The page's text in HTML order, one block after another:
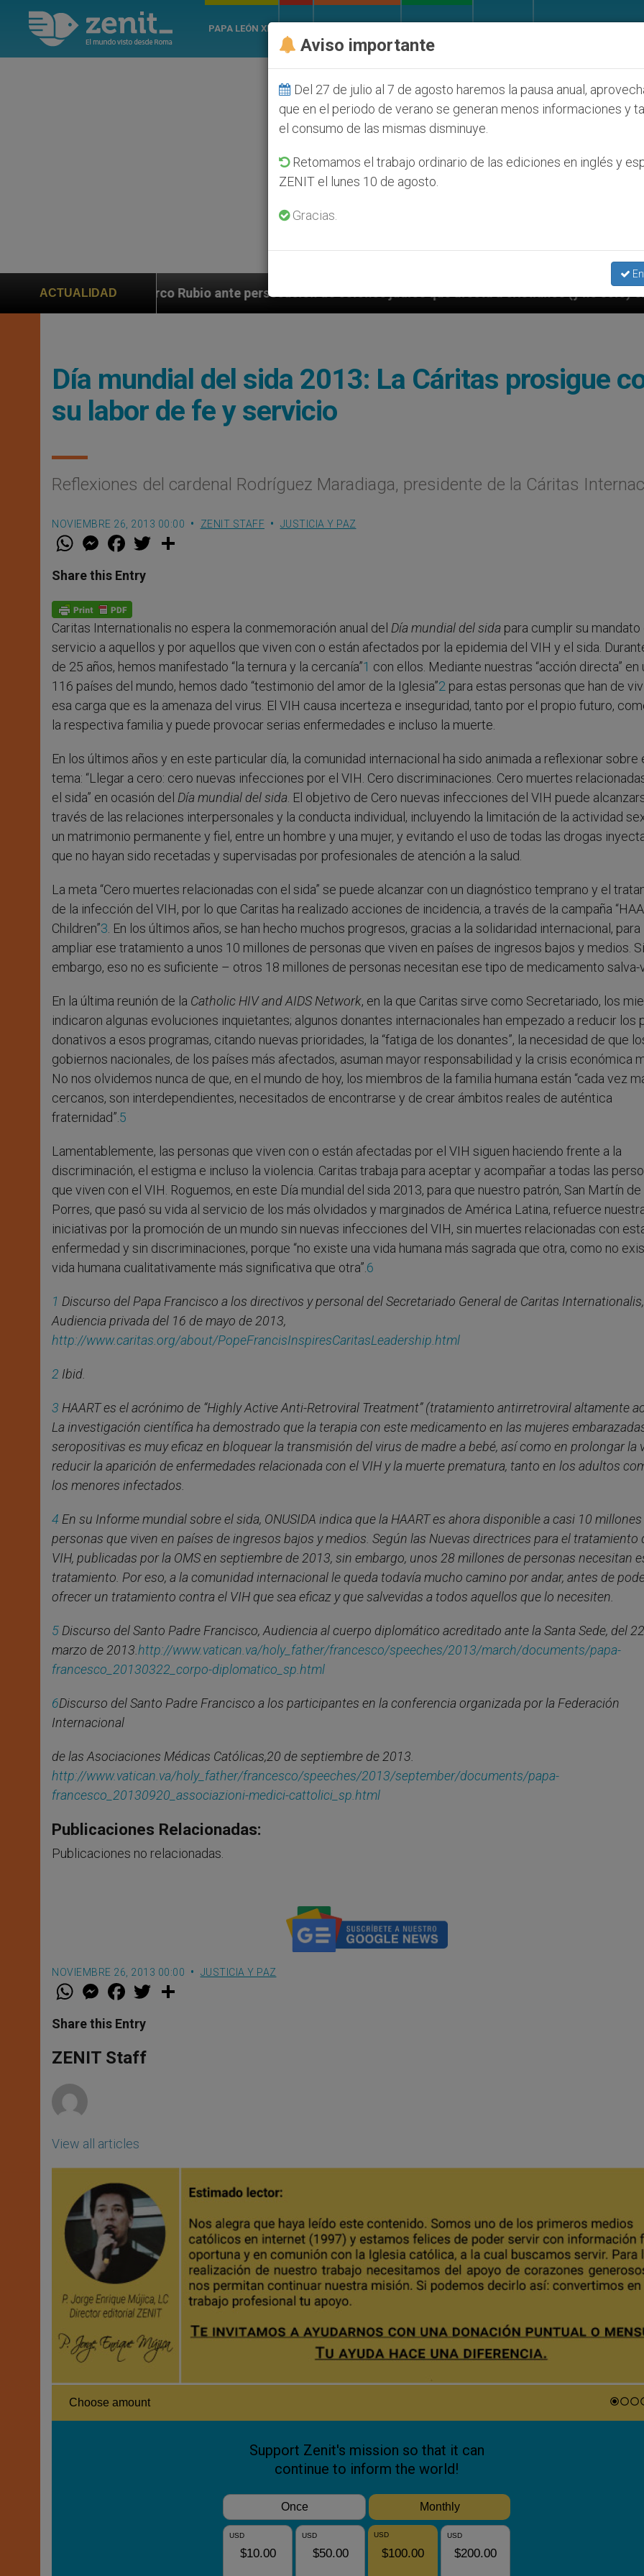
PAPA LEÓN XIV
ACTUALIDAD
Rubio ante persecución de colonos judíos que afecta a cristianos (y no sólo) en Tierra Santa
Dí­a mundial del sida 2013: La Cáritas prosigue
su labor de fe y servicio
Reflexiones del cardenal Rodríguez Maradiaga, presidente de la Cáritas
NOVIEMBRE 26, 2013 00:00 ZENIT STAFF JUSTICIA Y PAZ
W
t
s
p
p
M
e
s
e
g
e
r
F
a
e
b
o
k
w
Share this Entry
Caritas Internationalis no espera la conmemoración anual del Día mundial del sida para cumplir su mandato
servicio a aquellos y por aquellos que viven con o están afectados por la epidemia del VIH y el sida.
de 25 años, hemos manifestado “la ternura y la cercanía”1 con ellos. Mediante nuestras “acción directa” en
116 países del mundo, hemos dado “testimonio del amor de la Iglesia”2 para estas personas que han de
esa carga que es la amenaza del virus. El VIH causa incerteza e inseguridad, tanto por el propio futuro,
la respectiva familia y puede provocar serias enfermedades e incluso la muerte.
En los últimos años y en este particular día, la comunidad internacional ha sido animada a reflexionar sobre
tema: “Llegar a cero: cero nuevas infecciones por el VIH. Cero discriminaciones. Cero muertes
el sida” en ocasión del Día mundial del sida. El objetivo de Cero nuevas infecciones del VIH puede
través de las relaciones interpersonales y la conducta individual, incluyendo la limitación de la actividad
un matrimonio permanente y fiel, entre un hombre y una mujer, y evitando el uso de todas las drogas
que no hayan sido recetadas y supervisadas por profesionales de atención a la salud.
La meta “Cero muertes relacionadas con el sida” se puede alcanzar con un diagnóstico temprano y el
de la infección del VIH, por lo que Caritas ha realizado acciones de incidencia, a través de la campaña
Children”3. En los últimos años, se han hecho muchos progresos, gracias a la solidaridad internacional, para
ampliar ese tratamiento a unos 10 millones de personas que viven en países de ingresos bajos y medios.
embargo, eso no es suficiente – otros 18 millones de personas necesitan ese tipo de medicamento salva-
En la última reunión de la Catholic HIV and AIDS Network, en la que Caritas sirve como Secretariado, los
indicaron algunas evoluciones inquietantes; algunos donantes internacionales han empezado a reducir los
donativos a esos programas, citando nuevas prioridades, la “fatiga de los donantes”, la necesidad de que
gobiernos nacionales, de los países más afectados, asuman mayor responsabilidad y la crisis económica
No nos olvidemos nunca de que, en el mundo de hoy, los miembros de la familia humana están “cada vez
cercanos, son interdependientes, necesitados de encontrarse y de crear ámbitos reales de auténtica
fraternidad”.5
Lamentablemente, las personas que viven con o están afectadas por el VIH siguen haciendo frente a la
discriminación, el estigma e incluso la violencia. Caritas trabaja para aceptar y acompañar a todas las
que viven con el VIH. Roguemos, en este Día mundial del sida 2013, para que nuestro patrón, San Martín de
Porres, que pasó su vida al servicio de los más olvidados y marginados de América Latina, refuerce
iniciativas por la promoción de un mundo sin nuevas infecciones del VIH, sin muertes relacionadas con
enfermedad y sin discriminaciones, porque “no existe una vida humana más sagrada que otra, como no
vida humana cualitativamente más significativa que otra”.6
1 Discurso del Papa Francisco a los directivos y personal del Secretariado General de Caritas
Audiencia privada del 16 de mayo de 2013,
http://www.caritas.org/about/PopeFrancisInspiresCaritasLeadership.html
2 Ibid.
3 HAART es el acrónimo de “Highly Active Anti-Retroviral Treatment” (tratamiento antirretroviral altamente
La investigación científica ha demostrado que la terapia con este medicamento en las mujeres
seropositivas es muy eficaz en bloquear la transmisión del virus de madre a bebé, así como en prolongar la
reducir la aparición de enfermedades relacionada con el VIH y la muerte prematura, tanto en los adultos
los menores infectados.
4 En su Informe mundial sobre el sida, ONUSIDA indica que la HAART es ahora disponible a casi 10
personas que viven en países de ingresos bajos y medios. Según las Nuevas directrices para el tratamiento
VIH, publicadas por la OMS en septiembre de 2013, sin embargo, unos 28 millones de personas necesitan
tratamiento. Por eso, a la comunidad internacional le queda todavía mucho camino por andar, antes de
ofrecer un tratamiento contra el VIH que sea eficaz y que salvevidas a todos aquellos que lo necesiten.
5Discurso del Santo Padre Francisco, Audiencia al cuerpo diplomático acreditado ante la Santa Sede, del
marzo de 2013.http://www.vatican.va/holy_father/francesco/speeches/2013/march/documents/papa-
francesco_20130322_corpo-diplomatico_sp.html
6Discurso del Santo Padre Francisco a los participantes en la conferencia organizada por la Federación
Internacional
de las Asociaciones Médicas Católicas,20 de septiembre de 2013.
http://www.vatican.va/holy_father/francesco/speeches/2013/september/documents/papa-
francesco_20130920_associazioni-medici-cattolici_sp.html
Publicaciones Relacionadas:
Publicaciones no relacionadas.
NOVIEMBRE 26, 2013 00:00 JUSTICIA Y PAZ
W
t
s
p
p
M
e
s
e
g
e
F
a
e
b
o
k
w
Share this Entry
ZENIT Staff
View all articles
Aviso importante
Del 27 de julio al 7 de agosto haremos la pausa anual,
que en el periodo de verano se generan menos informaciones y
el consumo de las mismas disminuye.
Retomamos el trabajo ordinario de las ediciones en inglés y
ZENIT el lunes 10 de agosto.
Gracias.